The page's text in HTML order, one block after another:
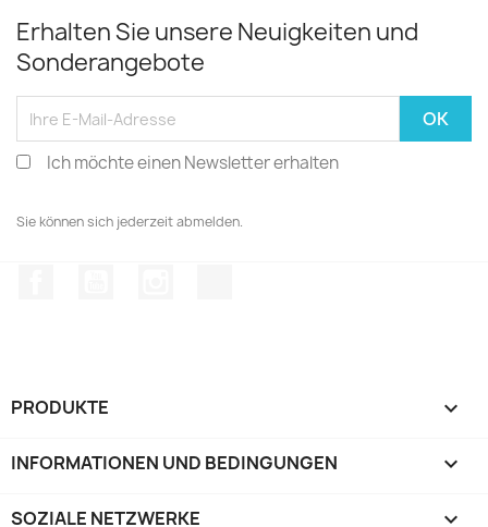
Erhalten Sie unsere Neuigkeiten und
Sonderangebote
Ich möchte einen Newsletter erhalten
Sie können sich jederzeit abmelden.
PRODUKTE 
INFORMATIONEN UND BEDINGUNGEN 
SOZIALE NETZWERKE 